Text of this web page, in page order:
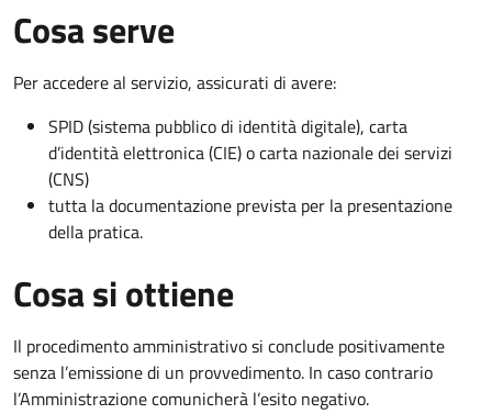
Cosa serve
Per accedere al servizio, assicurati di avere:
SPID (sistema pubblico di identità digitale), carta
d’identità elettronica (CIE) o carta nazionale dei servizi
(CNS)
tutta la documentazione prevista per la presentazione
della pratica.
Cosa si ottiene
Il procedimento amministrativo si conclude positivamente
senza l’emissione di un provvedimento. In caso contrario
l’Amministrazione comunicherà l’esito negativo.